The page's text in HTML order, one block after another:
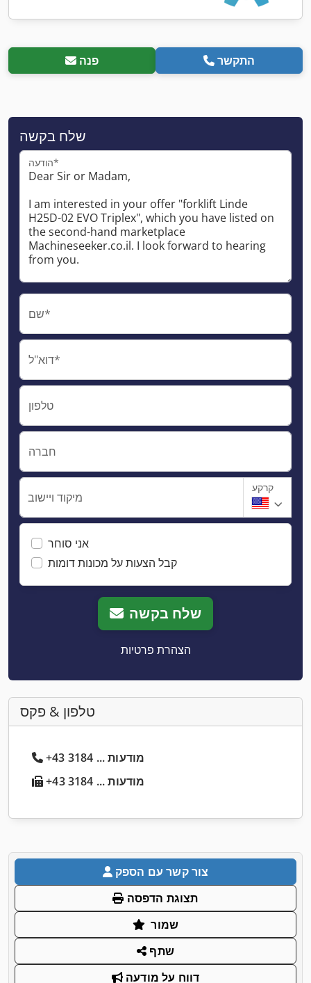
פנה התקשר
שלח בקשה
הודעה*
שם*
דוא"ל*
טלפון
חברה
מיקוד ויישוב
קרקע
אני סוחר
קבל הצעות על מכונות דומות
שלח בקשה
הצהרת פרטיות
טלפון & פקס
+43 3184 ... מודעות
+43 3184 ... מודעות
צור קשר עם הספק
תצוגת הדפסה
שמור
שתף
דווח על מודעה